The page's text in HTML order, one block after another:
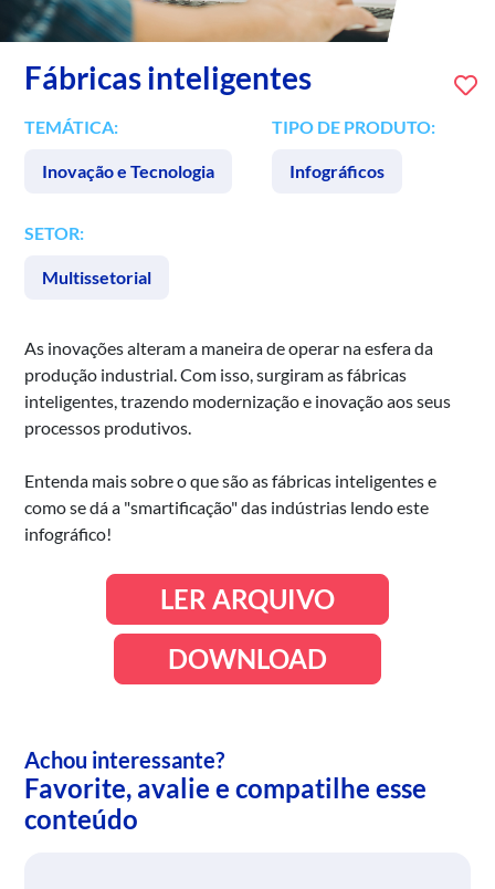
Fábricas inteligentes
TEMÁTICA:
Inovação e Tecnologia
TIPO DE PRODUTO:
Infográficos
SETOR:
Multissetorial
As inovações alteram a maneira de operar na esfera da
produção industrial. Com isso, surgiram as fábricas
inteligentes, trazendo modernização e inovação aos seus
processos produtivos.
Entenda mais sobre o que são as fábricas inteligentes e
como se dá a "smartificação" das indústrias lendo este
infográfico!
LER ARQUIVO
DOWNLOAD
Achou interessante?
Favorite, avalie e compatilhe esse
conteúdo